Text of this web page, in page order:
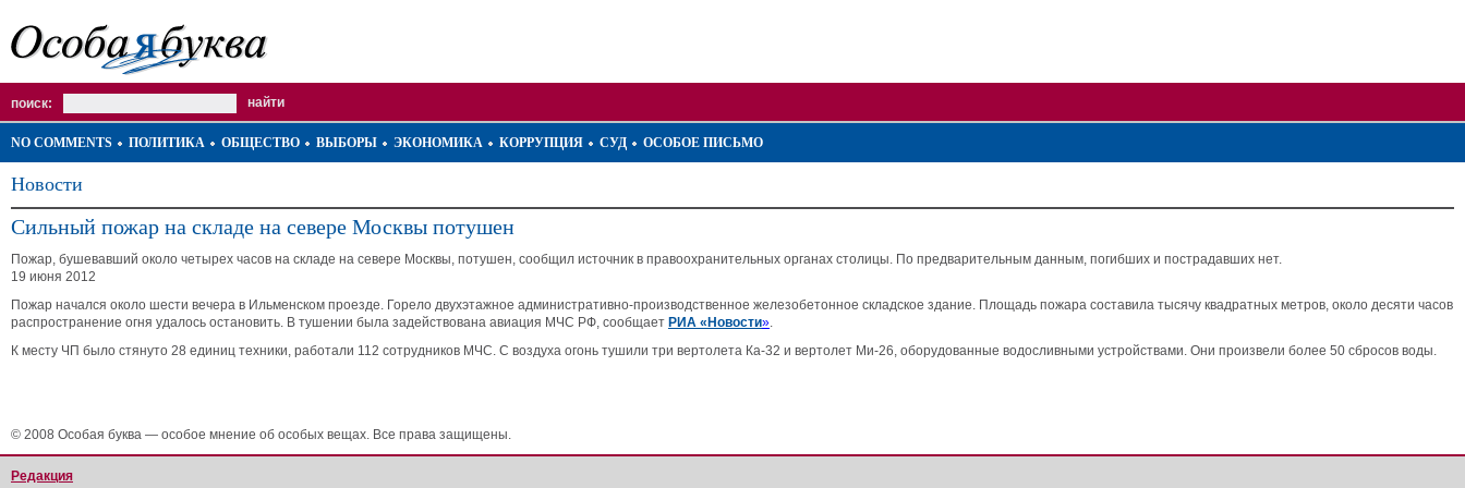
поиск:
NO COMMENTS ПОЛИТИКА ОБЩЕСТВО ВЫБОРЫ ЭКОНОМИКА КОРРУПЦИЯ СУД ОСОБОЕ ПИСЬМО
Новости
Сильный пожар на складе на севере Москвы потушен
Пожар, бушевавший около четырех часов на складе на севере Москвы, потушен, сообщил источник в правоохранительных органах столицы. По предварительным данным, погибших и пострадавших нет.
19 июня 2012
Пожар начался около шести вечера в Ильменском проезде. Горело двухэтажное административно-производственное железобетонное складское здание. Площадь пожара составила тысячу квадратных метров, около десяти часов
распространение огня удалось остановить. В тушении была задействована авиация МЧС РФ, сообщает РИА «Новости».
К месту ЧП было стянуто 28 единиц техники, работали 112 сотрудников МЧС. С воздуха огонь тушили три вертолета Ка-32 и вертолет Ми-26, оборудованные водосливными устройствами. Они произвели более 50 сбросов воды.
© 2008 Особая буква — особое мнение об особых вещах. Все права защищены.
Редакция